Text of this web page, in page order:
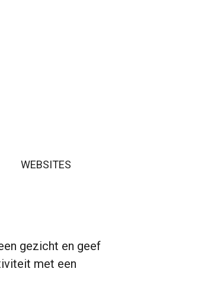
WEBSITES
gezicht en geef
met een